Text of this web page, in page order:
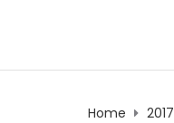
Home 2017